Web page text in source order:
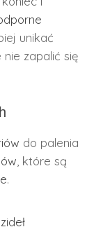
unikać
nie zapalić się
do palenia
, które są
.